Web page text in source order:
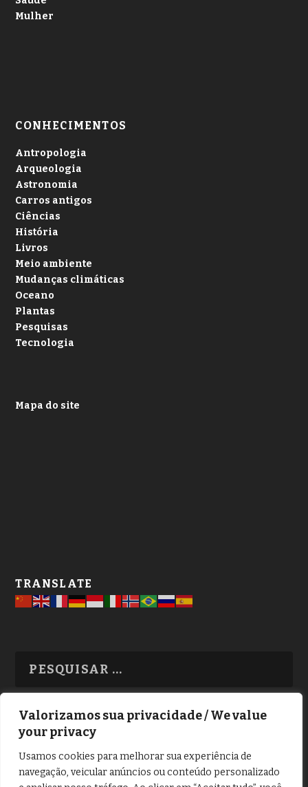
Valorizamos sua privacidade / We value
your privacy
Usamos cookies para melhorar sua experiência de
navegação, veicular anúncios ou conteúdo personalizado
Mulher
CONHECIMENTOS
Antropologia
Arqueologia
Astronomia
Carros antigos
Ciências
História
Livros
Meio ambiente
Mudanças climáticas
Oceano
Plantas
Pesquisas
Tecnologia
Mapa do site
TRANSLATE
TODAS OS ASSUNTOS